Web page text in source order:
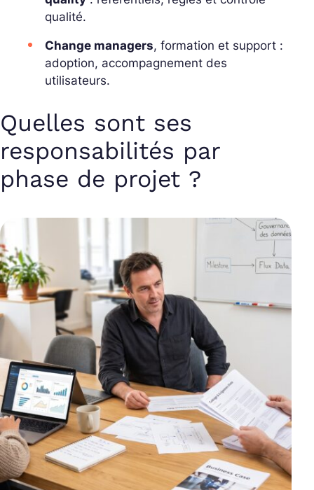
qualité.
Change managers, formation et support :
adoption, accompagnement des
utilisateurs.
Quelles sont ses
responsabilités par
phase de projet ?